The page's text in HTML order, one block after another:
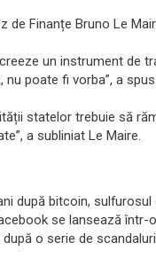
de Finanțe Bruno Le
un instrument de
nu poate fi vorba”, a
statelor trebuie să
a subliniat Le Maire.
după bitcoin,
se lansează
o serie de